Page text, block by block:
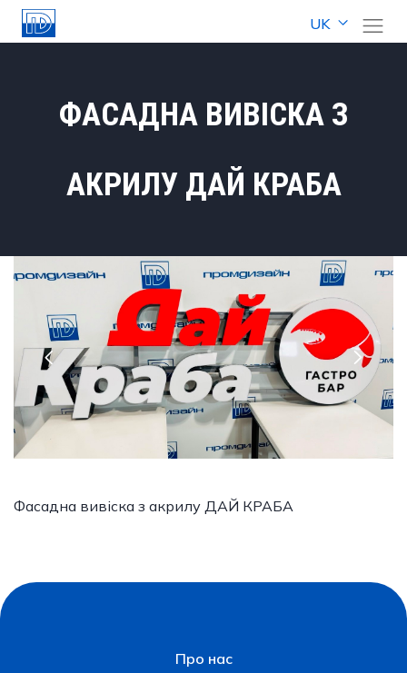
UK
ФАСАДНА ВИВІСКА З
АКРИЛУ ДАЙ КРАБА
Фасадна вивіска з акрилу ДАЙ КРАБА
Про нас